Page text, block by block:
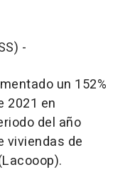
-
un 152%
2021 en
del año
viviendas de